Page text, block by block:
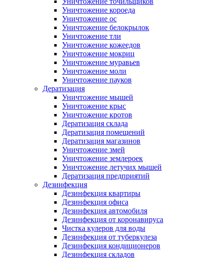
Уничтожение короеда
Уничтожение ос
Уничтожение белокрылок
Уничтожение тли
Уничтожение кожеедов
Уничтожение мокриц
Уничтожение муравьев
Уничтожение моли
Уничтожение пауков
Дератизация
Уничтожение мышей
Уничтожение крыс
Уничтожение кротов
Дератизация склада
Дератизация помещений
Дератизация магазинов
Уничтожение змей
Уничтожение землероек
Уничтожение летучих мышей
Дератизация предприятий
Дезинфекция
Дезинфекция квартиры
Дезинфекция офиса
Дезинфекция автомобиля
Дезинфекция от коронавируса
Чистка кулеров для воды
Дезинфекция от туберкулеза
Дезинфекция кондиционеров
Дезинфекция складов